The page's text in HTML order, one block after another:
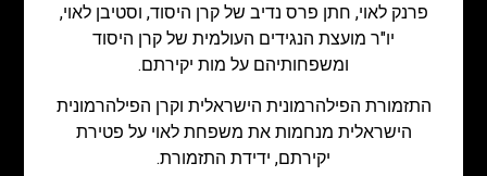
פרנק לאוי, חתן פרס נדיב של קרן היסוד, וסטיבן לאוי,
יו"ר מועצת הנגידים העולמית של קרן היסוד
ומשפחותיהם על מות יקירתם.
התזמורת הפילהרמונית הישראלית וקרן הפילהרמונית
הישראלית מנחמות את משפחת לאוי על פטירת
יקירתם, ידידת התזמורת.